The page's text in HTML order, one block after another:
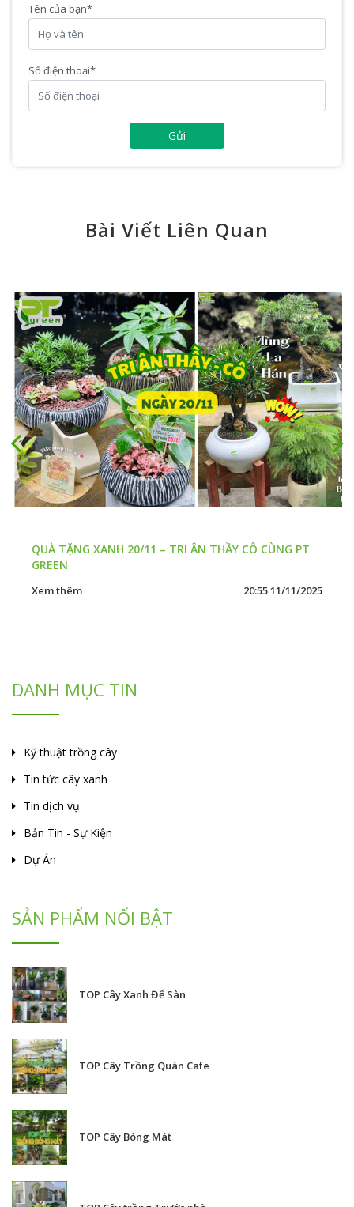
Tên của bạn*
Số điện thoại*
Gửi
Bài Viết Liên Quan
QUÀ TẶNG XANH 20/11 – TRI ÂN THẦY CÔ CÙNG PT
GREEN
Xem thêm 20:55 11/11/2025
DANH MỤC TIN
Kỹ thuật trồng cây
Tin tức cây xanh
Tin dịch vụ
Bản Tin - Sự Kiện
Dự Án
SẢN PHẨM NỔI BẬT
TOP Cây Xanh Để Sàn
TOP Cây Trồng Quán Cafe
TOP Cây Bóng Mát